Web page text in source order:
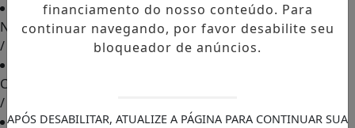
Notícias
/
Contato
/
financiamento do nosso conteúdo. Para
continuar navegando, por favor desabilite seu
bloqueador de anúncios.
APÓS DESABILITAR, ATUALIZE A PÁGINA PARA CONTINUAR SUA